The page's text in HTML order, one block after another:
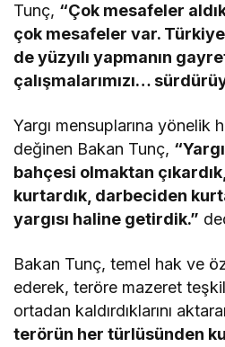
Tunç, “Çok mesafeler
çok mesafeler var. Türkiye
de yüzyılı yapmanın
çalışmalarımızı…
Yargı mensuplarına yönelik
değinen Bakan Tunç,
bahçesi olmaktan
kurtardık, darbeciden
yargısı haline getirdik.”
Bakan Tunç, temel hak ve
ederek, teröre mazeret
ortadan kaldırdıklarını
terörün her türlüsünden